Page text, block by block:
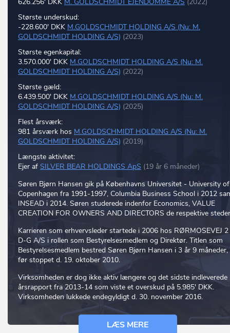
Største underskud:
-228.600' DKK M.GOLDSCHMIDT HOLDING A/S (Nu: M.
GOLDSCHMIDT HOLDING A/S) (2023)
Største egenkapital:
3.570.000' DKK M.GOLDSCHMIDT HOLDING A/S (Nu: M.
GOLDSCHMIDT HOLDING A/S) (2022)
Største gæld:
6.439.500' DKK M.GOLDSCHMIDT HOLDING A/S (Nu: M.
GOLDSCHMIDT HOLDING A/S) (2025)
Flest årsværk:
981 årsværk hos M.GOLDSCHMIDT HOLDING A/S (Nu: M.
GOLDSCHMIDT HOLDING A/S) (2019)
Længste aktivitet:
Ejer af SILVER BEAR HOLDINGS ApS (19 år 6 måneder)
Søren Bjørn Hansen gik på Københavns Universitet - University of
Copenhagen fra 1991-1997, Columbia Business School i 2012
INSEAD i 2014. Søren studerede indenfor Economics, VALUE
CREATION FOR OWNERS AND DIRECTORS de respektive
Karrieren som erhvervsleder startede i 2006 hos RØRMOSEVEJ 2
D-G A/S i rollen som Bestyrelsesmedlem og Direktør. Titlen som
Bestyrelsesmedlem bestred Søren Bjørn Hansen i 3 år 9 måneder,
før stoppet d. 19. oktober 2010.
Virksomheden er dog ikke aktiv længere og det sidste indleverede
årsrapport fra 2013-14 som viste et overskud på 5.985' DKK.
Virksomheden lukkede endegyldigt d. 30. november 2016.
LÆS MERE